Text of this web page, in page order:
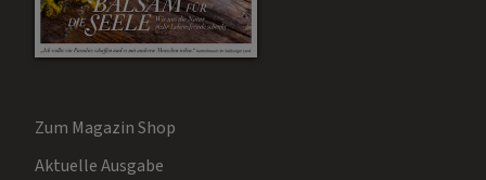
Zum Magazin Shop
Aktuelle Ausgabe